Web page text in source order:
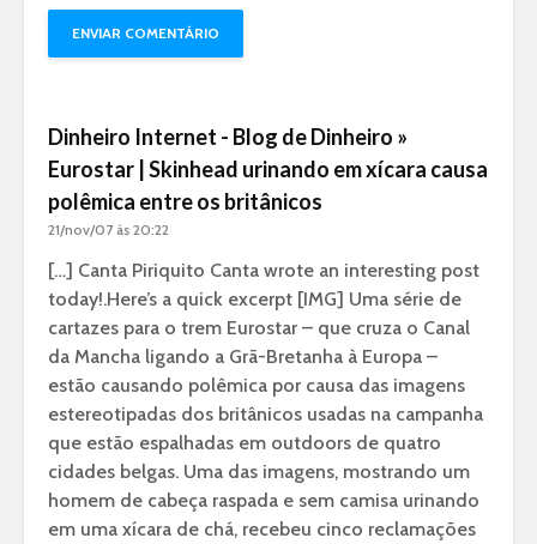
Dinheiro Internet - Blog de Dinheiro »
Eurostar | Skinhead urinando em xícara causa
polêmica entre os britânicos
21/nov/07 às 20:22
[…] Canta Piriquito Canta wrote an interesting post
today!.Here’s a quick excerpt [IMG] Uma série de
cartazes para o trem Eurostar – que cruza o Canal
da Mancha ligando a Grã-Bretanha à Europa –
estão causando polêmica por causa das imagens
estereotipadas dos britânicos usadas na campanha
que estão espalhadas em outdoors de quatro
cidades belgas. Uma das imagens, mostrando um
homem de cabeça raspada e sem camisa urinando
em uma xícara de chá, recebeu cinco reclamações